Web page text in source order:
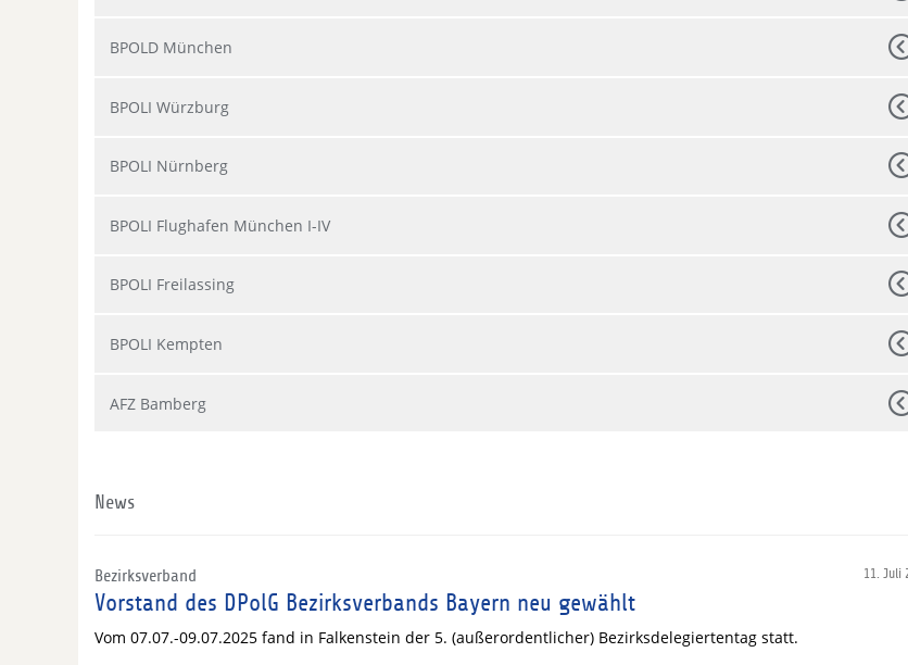
BPOLD München
BPOLI Würzburg
BPOLI Nürnberg
BPOLI Flughafen München I-IV
BPOLI Freilassing
BPOLI Kempten
AFZ Bamberg
News
11. Juli
Bezirksverband
Vorstand des DPolG Bezirksverbands Bayern neu gewählt
Vom 07.07.-09.07.2025 fand in Falkenstein der 5. (außerordentlicher) Bezirksdelegiertentag statt.